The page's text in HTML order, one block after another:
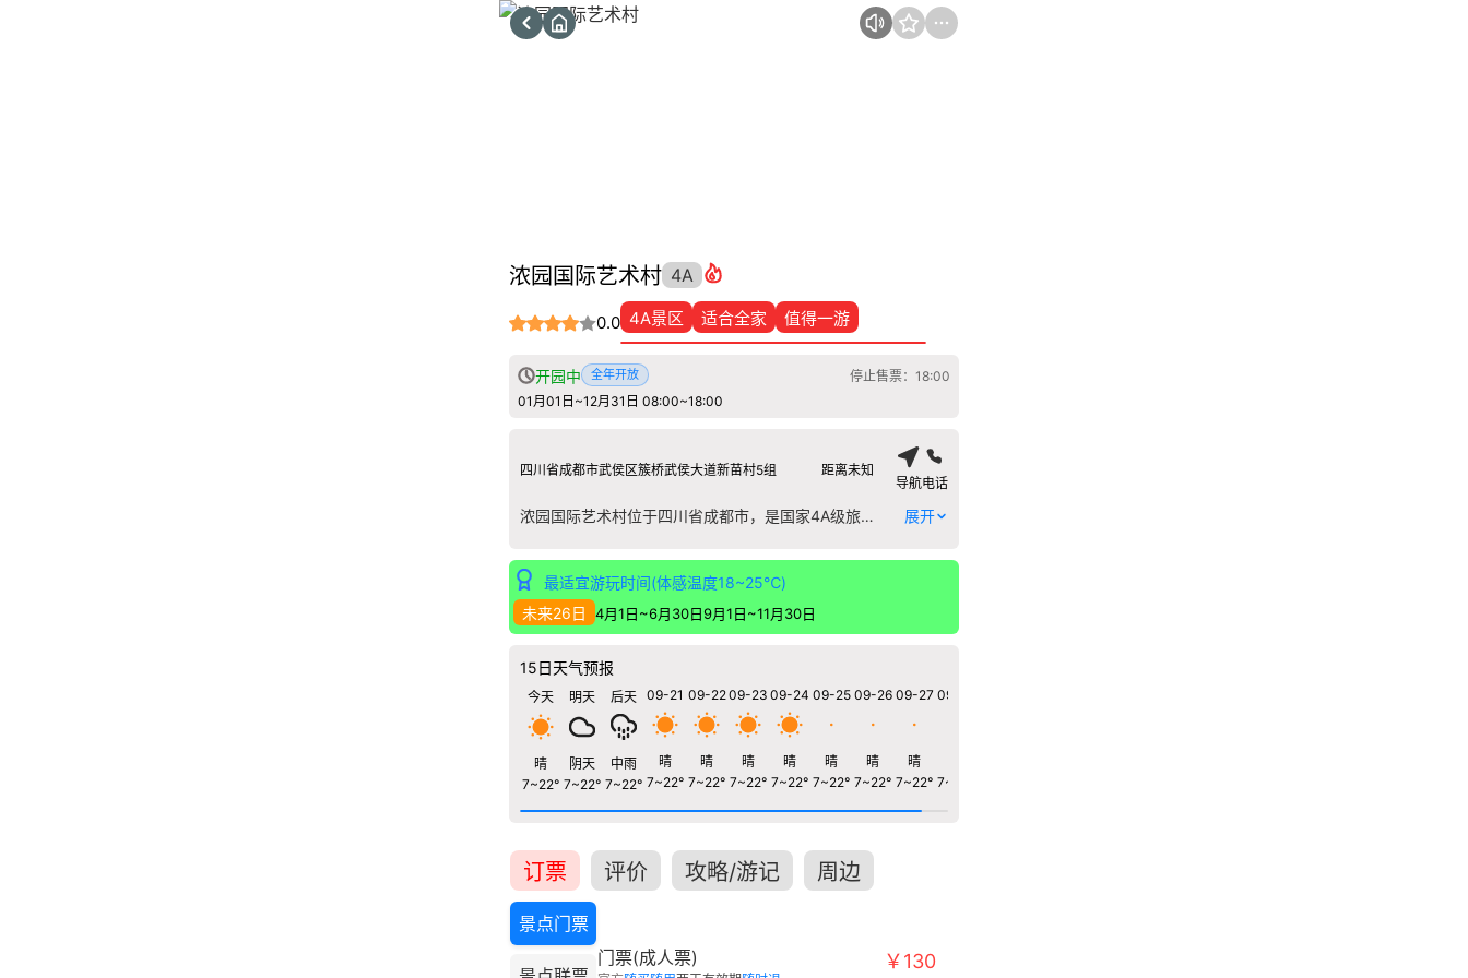
浓园国际艺术村 4A
0.0 4A景区 适合全家 值得一游
开园中 全年开放
停止售票：18:00
01月01日~12月31日 08:00~18:00
四川省成都市武侯区簇桥武侯大道新苗村5组
距离未知
导航电话
浓园国际艺术村位于四川省成都市，是国家4A级旅游景区，是一处独具特色的旅游胜地。 景区内山水相映，景色宜人，古建筑群保存完整，文物古迹众多，是了解中国历史文化的重要窗口。 景区设施完善，服务优质，设有游客中心、停车场、餐饮住宿等配套设施，为游客提供便捷舒适的旅游体验。 建议聘请讲解员或使用语音导览，深入了解景区的历史故事和文化内涵。 展开
最适宜游玩时间(体感温度18~25℃)
未来26日
4月1日~6月30日9月1日~11月30日
15日天气预报
今天
晴
7~22°
明天
阴天
7~22°
后天
中雨
7~22°
09-21
晴
7~22°
09-22
晴
7~22°
09-23
晴
7~22°
09-24
晴
7~22°
09-25
晴
7~22°
09-26
晴
7~22°
09-27
晴
7~22°
09-28
7~22°
订票 评价 攻略/游记 周边
景点门票
门票(成人票) ￥130